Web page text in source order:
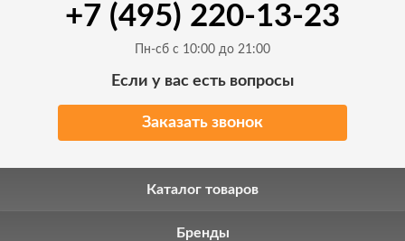
+7 (495) 220-13-23
Пн-сб с 10:00 до 21:00
Если у вас есть вопросы
Заказать звонок
Каталог товаров
Бренды